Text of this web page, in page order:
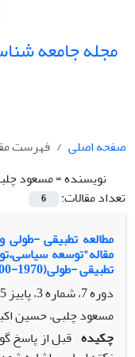
مجله جامعه
صفحه اصلی
فهرست
نویسنده =مسعود
تعداد مقالات:
6
مطالعه تطبیقی -طولی
مقاله"توسعه
تطبیقی -طولی(1970-2000)"
دوره 7، شماره 3، پاییز 1385، صفحه
مسعود چلبی، حسین
چکیده قبل از پاسخ